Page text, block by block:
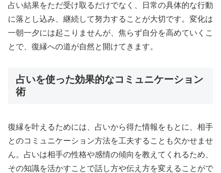
占い結果をただ受け取るだけでなく、日常の具体的な行動
に落とし込み、継続して努力することが大切です。変化は
一朝一夕には起こりませんが、焦らず自分を高めていくこ
とで、復縁への道が自然と開けてきます。
占いを使った効果的なコミュニケーション
術
復縁を叶えるためには、占いから得た情報をもとに、相手
とのコミュニケーション方法を工夫することも欠かせませ
ん。占いは相手の性格や感情の傾向を教えてくれるため、
その知識を活かすことで話し方や伝え方を変えることがで